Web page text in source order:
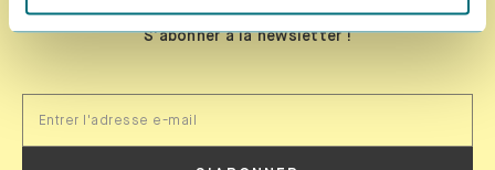
S'abonner à la newsletter !